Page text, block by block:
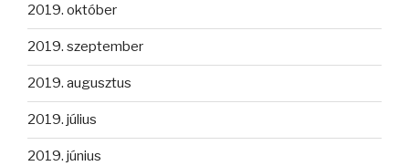
2019. október
2019. szeptember
2019. augusztus
2019. július
2019. június